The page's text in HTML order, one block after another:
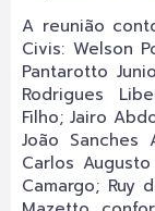
A reunião
Civis: Welson
Pantarotto
Rodrigues
Filho; Jairo
João
Carlos
Camargo; Ruy